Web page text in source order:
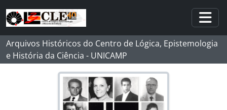
Skip to main content
Arquivos Históricos do Centro de Lógica, Epistemologia
e História da Ciência - UNICAMP